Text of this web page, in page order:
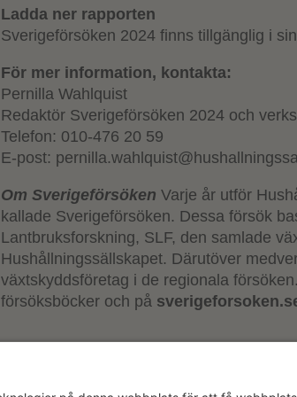
Ladda ner rapporten
Sverigeförsöken 2024 finns tillgänglig i
För mer information, kontakta:
Pernilla Wahlquist
Redaktör Sverigeförsöken 2024 och
Telefon: 010-476 20 59
E-post:
OmSverigeförsöken Varje år utför
kallade Sverigeförsöken. Dessa försök
Lantbruksforskning, SLF, den samlade
Hushållningssällskapet. Därutöver
växtskyddsföretag i de regionala
försöksböcker och på